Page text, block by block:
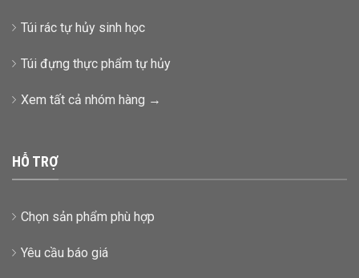
Túi rác tự hủy sinh học
Túi đựng thực phẩm tự hủy
Xem tất cả nhóm hàng →
HỖ TRỢ
Chọn sản phẩm phù hợp
Yêu cầu báo giá